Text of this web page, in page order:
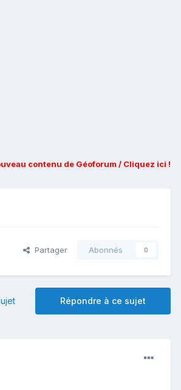
contenu de Géoforum / Cliquez ici !
Partager Abonnés 0
Répondre à ce sujet